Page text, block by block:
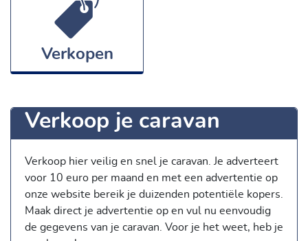
Verkopen
Verkoop je caravan
Verkoop hier veilig en snel je caravan. Je adverteert
voor 10 euro per maand en met een advertentie op
onze website bereik je duizenden potentiële kopers.
Maak direct je advertentie op en vul nu eenvoudig
de gegevens van je caravan. Voor je het weet, heb je